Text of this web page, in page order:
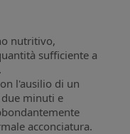
nutritivo,
sufficiente a
l'ausilio di un
minuti e
acconciatura.